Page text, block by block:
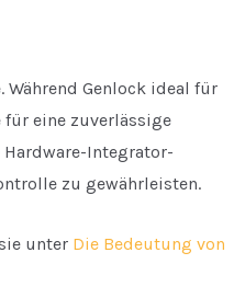
Genlock ideal für
eine zuverlässige
Integrator-
zu gewährleisten.
unter Die Bedeutung von